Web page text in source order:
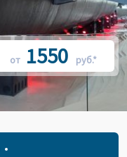
от 1550 руб.*